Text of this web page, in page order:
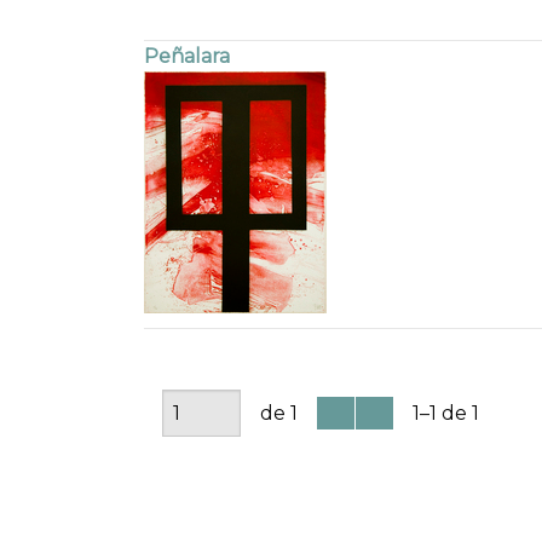
Peñalara
de 1 1–1 de 1